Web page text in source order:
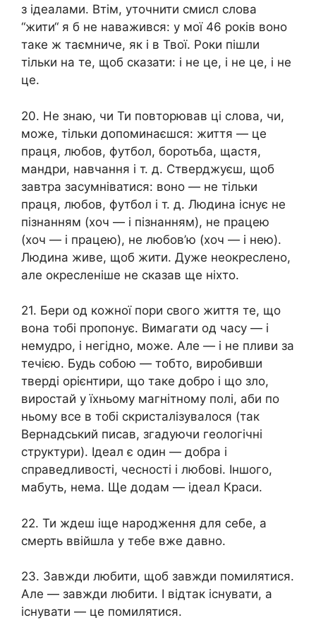
з ідеалами. Втім, уточнити смисл слова
“жити“ я б не наважився: у мої 46 років воно
таке ж таємниче, як і в Твої. Роки пішли
тільки на те, щоб сказати: і не це, і не це, і не
це.
20. Не знаю, чи Ти повторював ці слова, чи,
може, тільки допоминаєшся: життя — це
праця, любов, футбол, боротьба, щастя,
мандри, навчання і т. д. Стверджуєш, щоб
завтра засумніватися: воно — не тільки
праця, любов, футбол і т. д. Людина існує не
пізнанням (хоч — і пізнанням), не працею
(хоч — і працею), не любов’ю (хоч — і нею).
Людина живе, щоб жити. Дуже неокреслено,
але окресленіше не сказав ще ніхто.
21. Бери од кожної пори свого життя те, що
вона тобі пропонує. Вимагати од часу — і
немудро, і негідно, може. Але — і не пливи за
течією. Будь собою — тобто, виробивши
тверді орієнтири, що таке добро і що зло,
виростай у їхньому магнітному полі, аби по
ньому все в тобі скристалізувалося (так
Вернадський писав, згадуючи геологічні
структури). Ідеал є один — добра і
справедливості, чесності і любові. Іншого,
мабуть, нема. Ще додам — ідеал Краси.
22. Ти ждеш іще народження для себе, а
смeрть ввійшла у тебе вже давно.
23. Завжди любити, щоб завжди помилятися.
Але — завжди любити. І відтак існувати, а
існувати — це помилятися.